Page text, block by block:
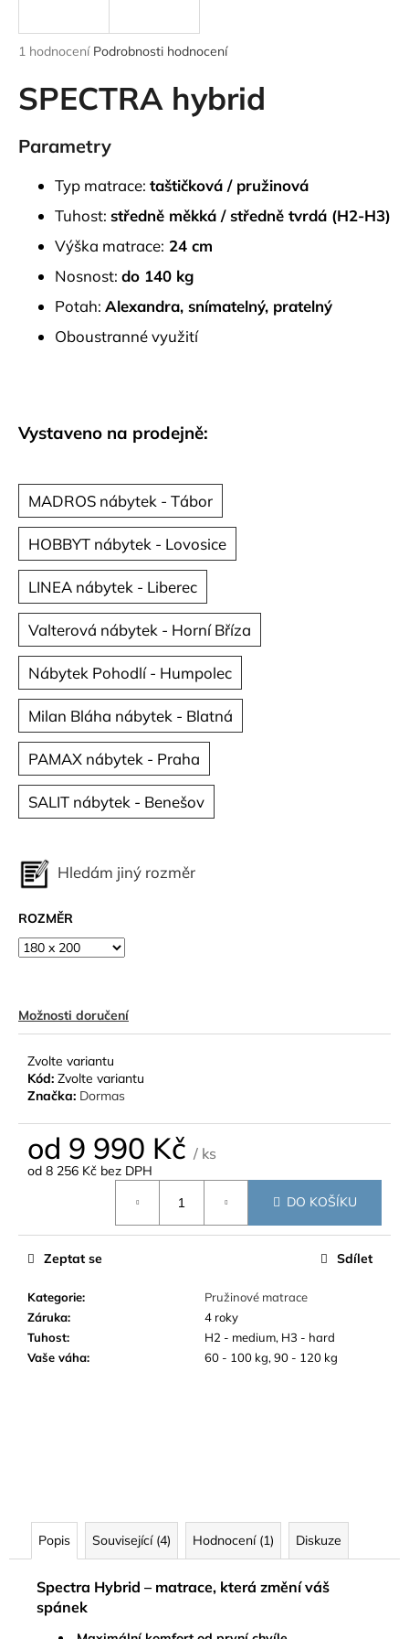
Průměrné
produktu
je
z
5
1 hodnocení Podrobnosti hodnocení
SPECTRA hybrid
Parametry
Typ matrace: taštičková / pružinová
Tuhost: středně měkká / středně tvrdá (H2-H3)
Výška matrace: 24 cm
Nosnost: do 140 kg
Potah: Alexandra, snímatelný, pratelný
Oboustranné využití
Vystaveno na prodejně:
MADROS nábytek - Tábor
HOBBYT nábytek - Lovosice
LINEA nábytek - Liberec
Valterová nábytek - Horní Bříza
Nábytek Pohodlí - Humpolec
Milan Bláha nábytek - Blatná
PAMAX nábytek - Praha
SALIT nábytek - Benešov
Hledám jiný rozměr
ROZMĚR
Možnosti doručení
Zvolte variantu
Kód: Zvolte variantu
Značka: Dormas
od 9 990 Kč / ks
od 8 256 Kč bez DPH
DO KOŠÍKU
Kategorie:
Pružinové matrace
Záruka:
4 roky
Tuhost:
H2 - medium, H3 - hard
Vaše váha: 60 - 100 kg, 90 - 120 kg
Zeptat se Sdílet
Popis Související (4) Hodnocení (1) Diskuze
Spectra Hybrid – matrace, která změní váš
spánek
j
t
?
HLEDAT
u
m
e